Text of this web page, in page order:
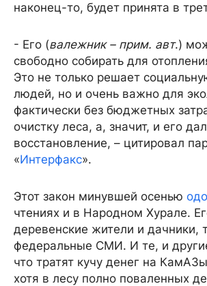
наконец-то, будет принята в
- Его (валежник – прим. авт.)
свободно собирать для
Это не только решает
людей, но и очень важно для
фактически без бюджетных
очистку леса, а, значит, и его
восстановление, – цитировал
«Интерфакс».
Этот закон минувшей осенью
чтениях и в Народном Хурале.
деревенские жители и дачники,
федеральные СМИ. И те, и
что тратят кучу денег на
хотя в лесу полно поваленных